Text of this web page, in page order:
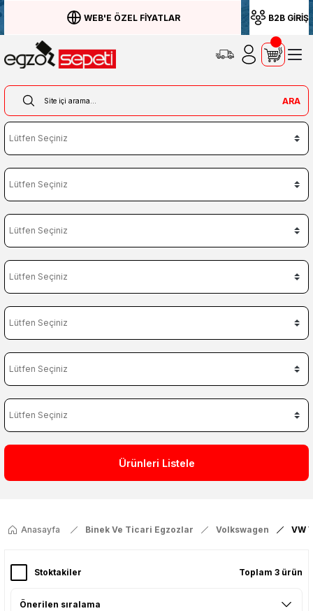
WEB'E ÖZEL FİYATLAR B2B GİRİŞ
ARA
Ürünleri Listele
Anasayfa Binek Ve Ticari Egzozlar Volkswagen VW
Stoktakiler Toplam 3 ürün